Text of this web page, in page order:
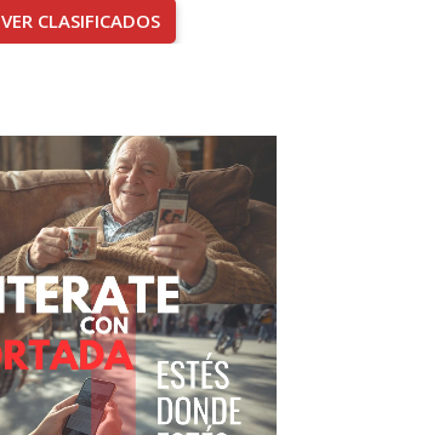
VER CLASIFICADOS